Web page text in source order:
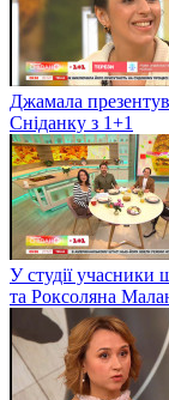
Джамала
Сніданку з 1+1
У студії учасники
та Роксоляна